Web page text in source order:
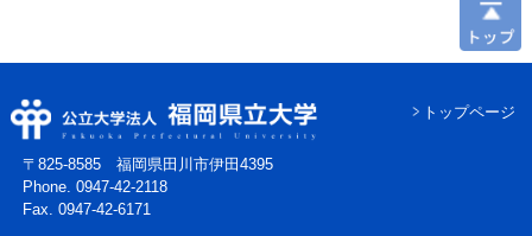
〒825-8585 福岡県田川市伊田4395
Phone. 0947-42-2118
Fax. 0947-42-6171
トップページ